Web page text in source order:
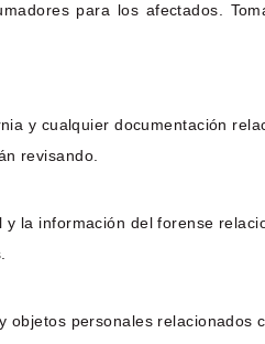
para los afectados.
y cualquier documentación
revisando.
la información del forense
personales relacionados